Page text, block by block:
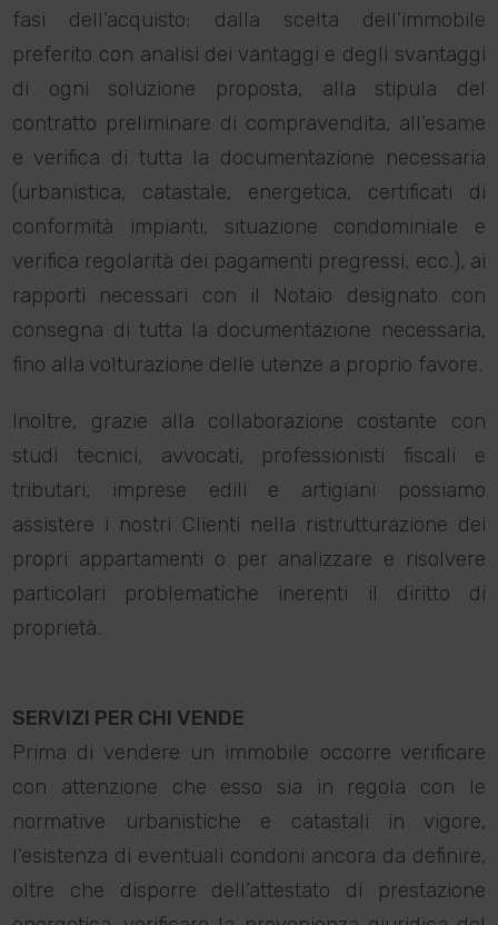
fasi dell’acquisto: dalla scelta dell’immobile
preferito con analisi dei vantaggi e degli svantaggi
di ogni soluzione proposta, alla stipula del
contratto preliminare di compravendita, all’esame
e verifica di tutta la documentazione necessaria
(urbanistica, catastale, energetica, certificati di
conformità impianti, situazione condominiale e
verifica regolarità dei pagamenti pregressi, ecc.), ai
rapporti necessari con il Notaio designato con
consegna di tutta la documentazione necessaria,
fino alla volturazione delle utenze a proprio favore.
Inoltre, grazie alla collaborazione costante con
studi tecnici, avvocati, professionisti fiscali e
tributari, imprese edili e artigiani possiamo
assistere i nostri Clienti nella ristrutturazione dei
propri appartamenti o per analizzare e risolvere
particolari problematiche inerenti il diritto di
proprietà.
SERVIZI PER CHI VENDE
Prima di vendere un immobile occorre verificare
con attenzione che esso sia in regola con le
normative urbanistiche e catastali in vigore,
l’esistenza di eventuali condoni ancora da definire,
oltre che disporre dell’attestato di prestazione